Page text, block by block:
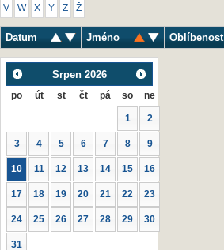
V W X Y Z Ž
Datum Jméno Oblíbenost
Srpen 2026
po út st čt pá so ne
1 2
3 4 5 6 7 8 9
10 11 12 13 14 15 16
17 18 19 20 21 22 23
24 25 26 27 28 29 30
31